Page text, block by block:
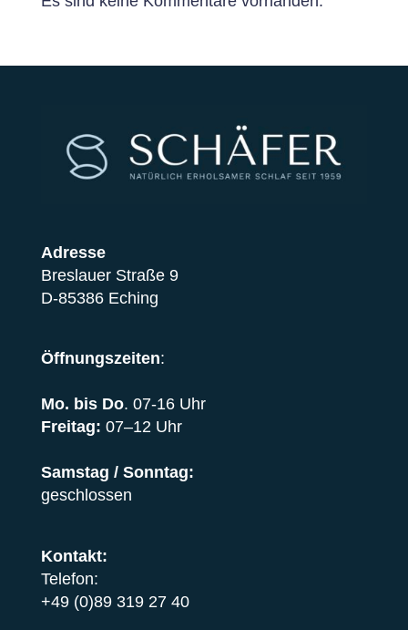
Adresse
Breslauer Straße 9
D-85386 Eching
Öffnungszeiten:
Mo. bis Do. 07-16 Uhr
Freitag: 07–12 Uhr
Samstag / Sonntag:
geschlossen
Kontakt:
Telefon:
+49 (0)89 319 27 40